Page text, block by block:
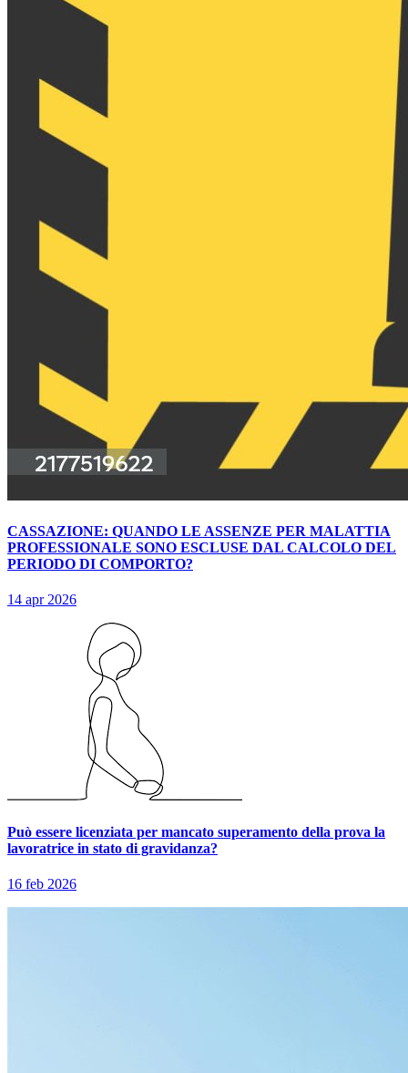
CASSAZIONE: QUANDO LE ASSENZE PER MALATTIA
PROFESSIONALE SONO ESCLUSE DAL CALCOLO DEL
PERIODO DI COMPORTO?
14 apr 2026
Può essere licenziata per mancato superamento della prova la
lavoratrice in stato di gravidanza?
16 feb 2026